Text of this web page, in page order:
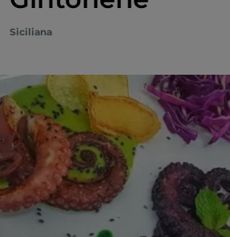
Siciliana